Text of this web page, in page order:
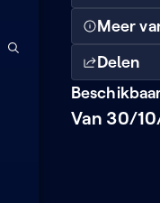
Meer
Delen
Van 30/